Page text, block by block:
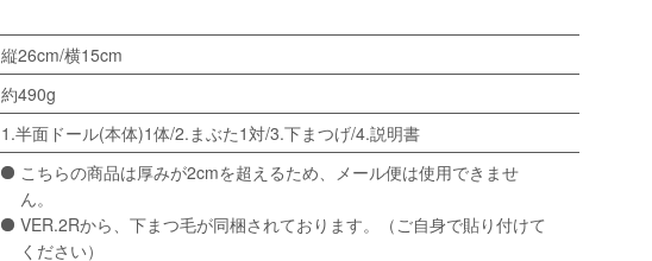
縦26cm/横15cm
約490g
1.半面ドール(本体)1体/2.まぶた1対/3.下まつげ/4.説明書
こちらの商品は厚みが2cmを超えるため、メール便は使用できませ
ん。
VER.2Rから、下まつ毛が同梱されております。（ご自身で貼り付けて
ください）